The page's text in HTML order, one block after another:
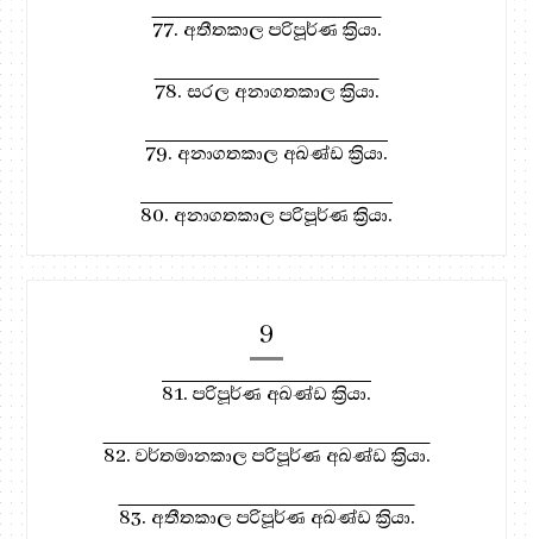
77. අතීතකාල පරිපූර්ණ ක්‍රියා.
78. සරල අනාගතකාල ක්‍රියා.
79. අනාගතකාල අඛණ්ඩ ක්‍රියා.
80. අනාගතකාල පරිපූර්ණ ක්‍රියා.
9
81. පරිපූර්ණ අඛණ්ඩ ක්‍රියා.
82. වර්තමානකාල පරිපූර්ණ අඛණ්ඩ ක්‍රියා.
83. අතීතකාල පරිපූර්ණ අඛණ්ඩ ක්‍රියා.